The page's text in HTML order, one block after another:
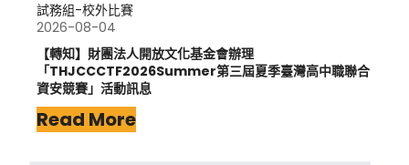
試務組-校外比賽
2026-08-04
【轉知】財團法人開放文化基金會辦理
「THJCCCTF2026Summer第三屆夏季臺灣高中職聯合
資安競賽」活動訊息
Read More